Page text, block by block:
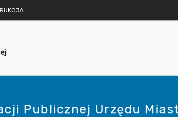
Publicznej Urzędu